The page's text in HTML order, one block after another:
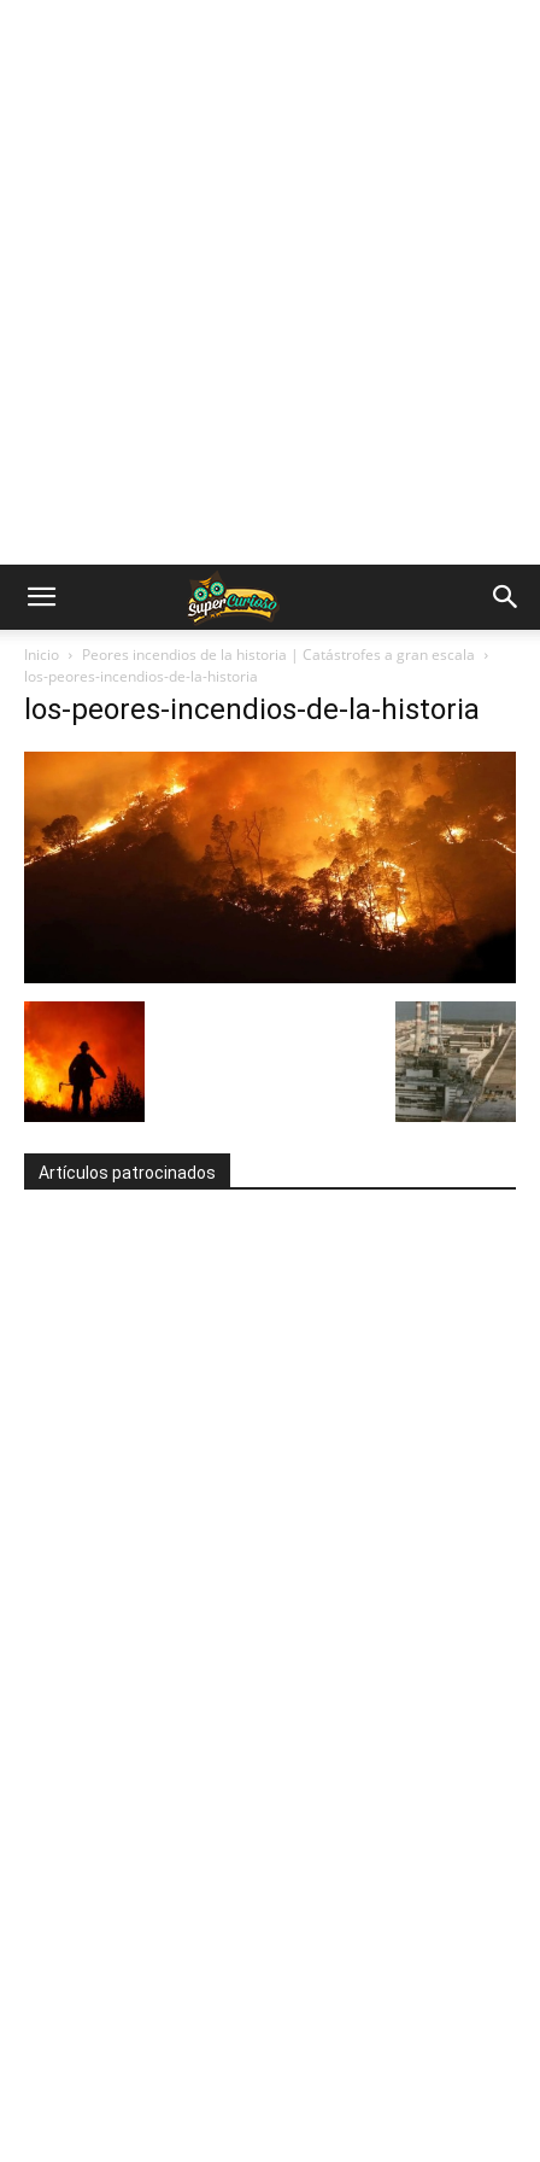
Inicio
Peores incendios de la historia | Catástrofes a gran escala
los-peores-incendios-de-la-historia
los-peores-incendios-de-la-historia
Artículos patrocinados